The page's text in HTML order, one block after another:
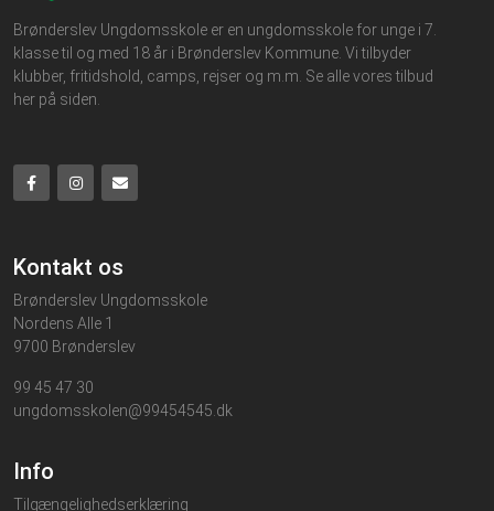
Brønderslev Ungdomsskole er en ungdomsskole for unge i 7.
klasse til og med 18 år i Brønderslev Kommune. Vi tilbyder
klubber, fritidshold, camps, rejser og m.m. Se alle vores tilbud
her på siden.
Kontakt os
Brønderslev Ungdomsskole
Nordens Alle 1
9700 Brønderslev
99 45 47 30
ungdomsskolen@99454545.dk
Info
Tilgængelighedserklæring